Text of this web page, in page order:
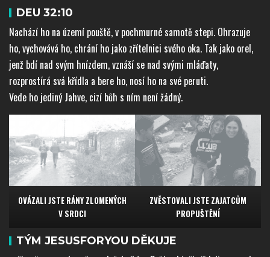
DEU 32:10
Nachází ho na území pouště, v pochmurné samotě stepi. Ohrazuje
ho, vychovává ho, chrání ho jako zřítelnici svého oka. Tak jako orel,
jenž bdí nad svým hnízdem, vznáší se nad svými mláďaty,
rozprostírá svá křídla a bere ho, nosí ho na své peruti.
Vede ho jediný Jahve, cizí bůh s ním není žádný.
OVÁZALI JSTE RÁNY ZLOMENÝCH
V SRDCI
ZVĚSTOVALI JSTE ZAJATCŮM
PROPUŠTĚNÍ
TÝM JESUSFORYOU DĚKUJE